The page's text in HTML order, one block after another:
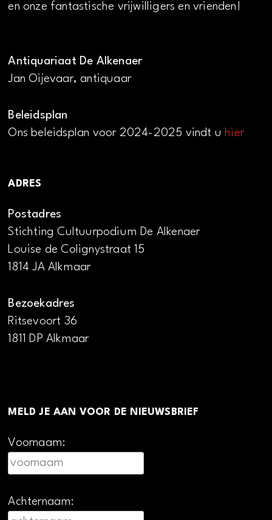
en onze fantastische vrijwilligers en vrienden!
Antiquariaat De Alkenaer
Jan Oijevaar, antiquaar
Beleidsplan
Ons beleidsplan voor 2024-2025 vindt uhier
ADRES
Postadres
Stichting Cultuurpodium De Alkenaer
Louise de Colignystraat 15
1814 JA Alkmaar
Bezoekadres
Ritsevoort 36
1811 DP Alkmaar
MELD JE AAN VOOR DE NIEUWSBRIEF
Voornaam:
Achternaam: